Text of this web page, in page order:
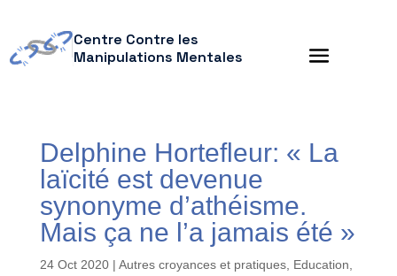
Centre Contre les
Manipulations Mentales
Delphine Hortefleur: « La
laïcité est devenue
synonyme d’athéisme.
Mais ça ne l’a jamais été »
24 Oct 2020| Autres croyances et pratiques, Education,